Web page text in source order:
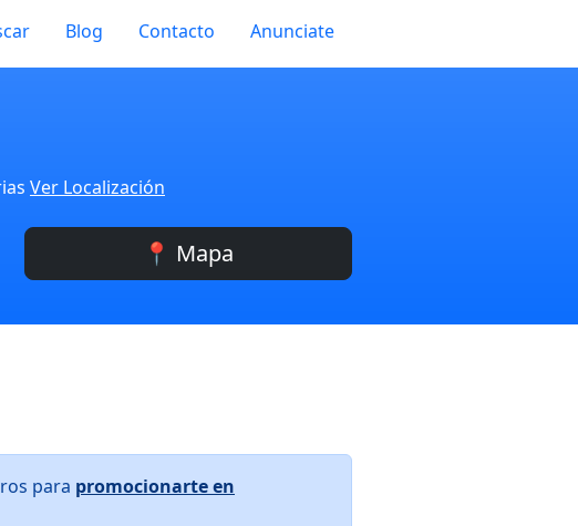
Blog Contacto Anunciate
Ver Localización
📍 Mapa
para promocionarte en